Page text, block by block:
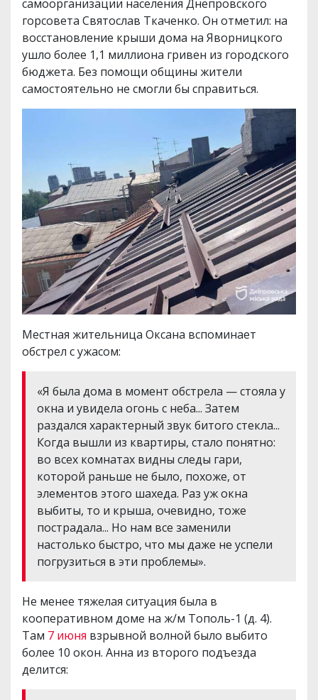
самоорганизации населения Днепровского
горсовета Святослав Ткаченко. Он отметил: на
восстановление крыши дома на Яворницкого
ушло более 1,1 миллиона гривен из городского
бюджета. Без помощи общины жители
самостоятельно не смогли бы справиться.
Местная жительница Оксана вспоминает
обстрел с ужасом:
«Я была дома в момент обстрела — стояла у
окна и увидела огонь с неба... Затем
раздался характерный звук битого стекла...
Когда вышли из квартиры, стало понятно:
во всех комнатах видны следы гари,
которой раньше не было, похоже, от
элементов этого шахеда. Раз уж окна
выбиты, то и крыша, очевидно, тоже
пострадала... Но нам все заменили
настолько быстро, что мы даже не успели
погрузиться в эти проблемы».
Не менее тяжелая ситуация была в
кооперативном доме на ж/м Тополь-1 (д. 4).
Там 7 июня взрывной волной было выбито
более 10 окон. Анна из второго подъезда
делится: